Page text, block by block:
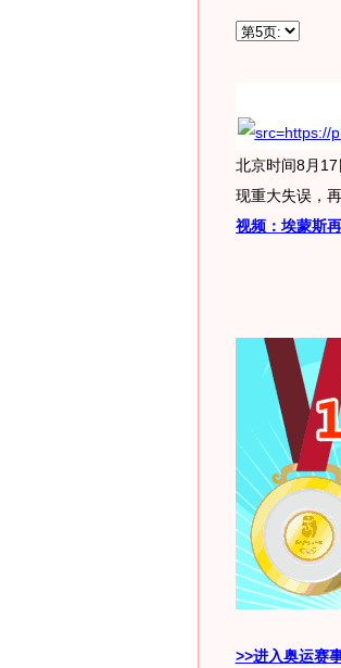
北京时间8月
现重大失误，
视频：埃蒙斯
>>进入奥运赛